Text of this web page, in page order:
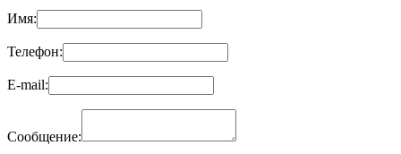
Имя:
Телефон:
E-mail:
Сообщение: